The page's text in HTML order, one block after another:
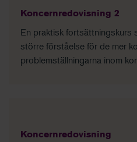
Koncernredovisning 2
En praktisk fortsättningskurs
större förståelse för de mer
problemställningarna inom
Koncernredovisning